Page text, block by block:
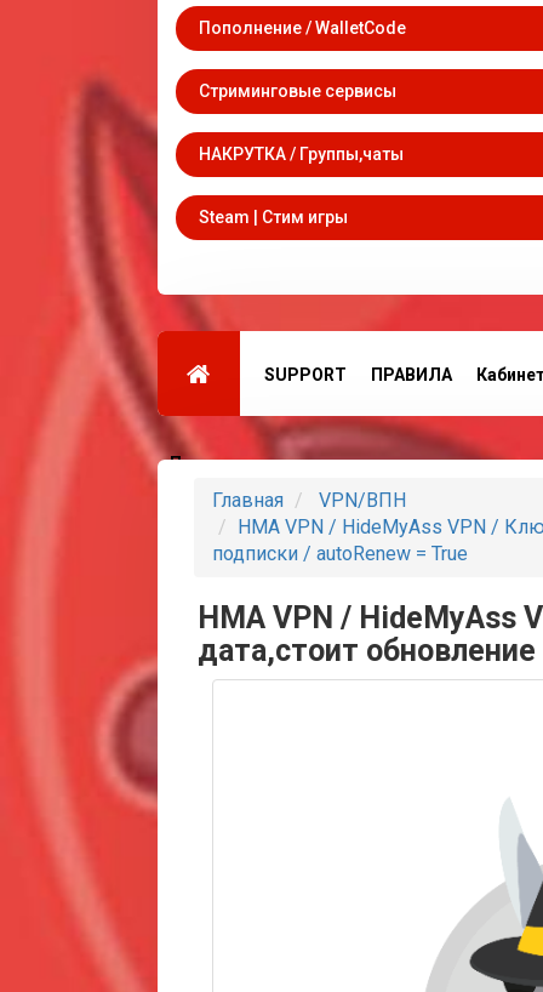
Пополнение / WalletCode
Стриминговые сервисы
НАКРУТКА / Группы,чаты
Steam | Стим игры
SUPPORT ПРАВИЛА
Партнеры
Главная
VPN/ВПН
HMA VPN / HideMyAss VPN /
подписки / autoRenew = True
HMA VPN /
дата,стоит